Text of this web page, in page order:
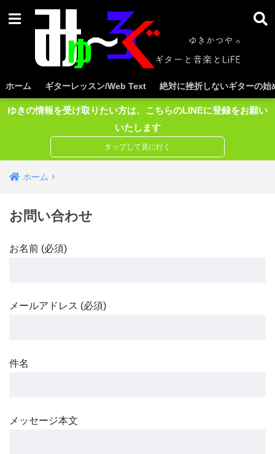
ホーム ギターレッスン/Web Text 絶対に挫折しないギターの始
ゆきの情報を受け取りたい方は、こちらのLINEに登録をお願い
いたします
ホーム
お問い合わせ
お名前 (必須)
メールアドレス (必須)
件名
メッセージ本文